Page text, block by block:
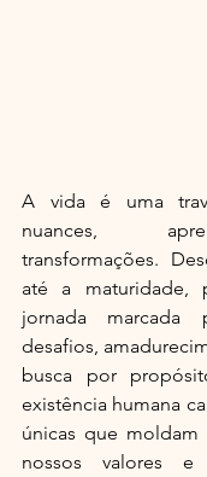
A vida é uma
nuances,
transformações.
até a maturidade,
jornada marcada
desafios,
busca por
existência humana
únicas que moldam
nossos valores